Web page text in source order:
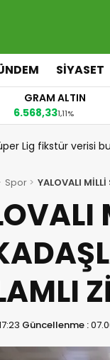
SİYASET
GRAM ALTIN
6.568,331,11%
Lig fikstür verisi
Spor YALOVALI
Güncellenme :